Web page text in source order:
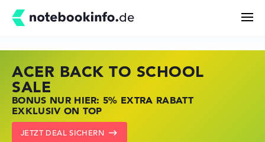
ACER BACK TO SCHOOL
SALE
BONUS NUR HIER: 5% EXTRA RABATT
EXKLUSIV ON TOP
JETZT DEAL SICHERN
HP STORE SSV DEALS
JETZT ZUGREIFEN: NOTEBOOKS BEI HP
KRÄFTIG REDUZIERT
ZU DEN HP ANGEBOTEN
LENOVO LAPTOP DEALS
NOTEBOOKS BEI LENOVO JETZT
KRÄFTIG REDUZIERT
LENOVO DEALS ZEIGEN